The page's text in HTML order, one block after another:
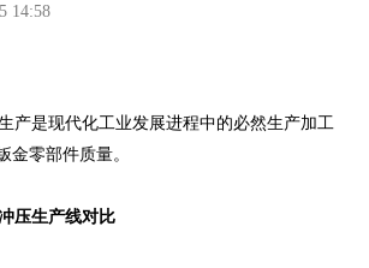
14:58
产是现代化工业发展进程中的必然生产加工
金零部件质量。
压生产线对比